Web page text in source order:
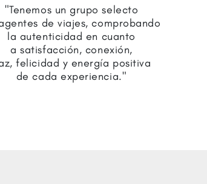
"Tenemos un grupo selecto
de viajes, comprobando
la autenticidad en cuanto
a satisfacción, conexión,
felicidad y energía positiva
de cada experiencia."